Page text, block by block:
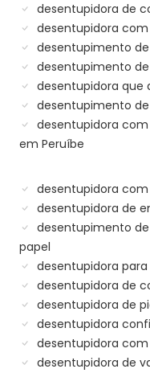
desentupidora de
desentupidora
desentupimento
desentupimento
desentupidora que
desentupimento
desentupidora
em Peruíbe
desentupidora
desentupidora de
desentupimento
papel
desentupidora
desentupidora de
desentupidora de
desentupidora
desentupidora com
desentupidora de